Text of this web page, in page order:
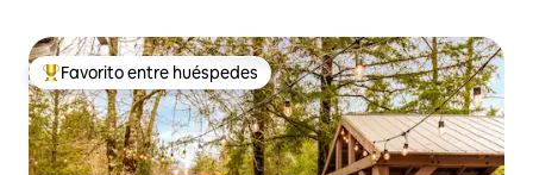
Favorito entre los huéspedes más destacados
Favorito entre huéspedes